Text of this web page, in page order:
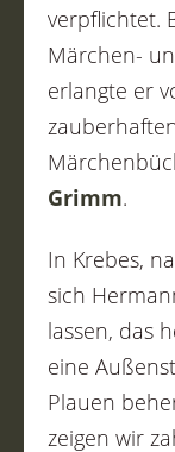
verpflichtet.
Märchen-
erlangte er
Grimm.
In Krebes,
sich
lassen, das
eine
Plauen
zeigen wir